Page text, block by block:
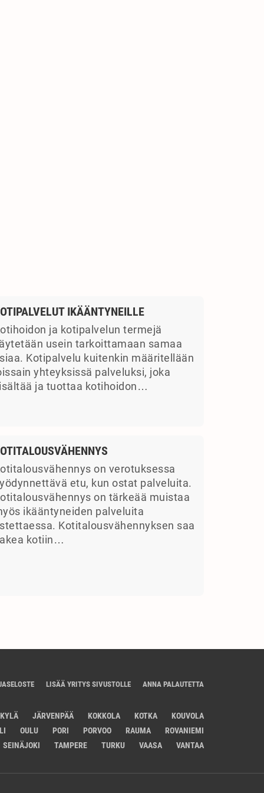
IKÄÄNTYNEILLE
ja kotipalvelun termejä
usein tarkoittamaan samaa
Kotipalvelu kuitenkin määritellään
yhteyksissä palveluksi, joka
ja tuottaa kotihoidon…
on verotuksessa
etu, kun ostat palveluita.
on tärkeää muistaa
ikääntyneiden palveluita
Kotitalousvähennyksen saa
kotiin…
LISÄÄ YRITYS SIVUSTOLLE ANNA PALAUTETTA
JÄRVENPÄÄ KOKKOLA KOTKA
KOUVOLA
OULU PORI PORVOO RAUMA
ROVANIEMI
SEINÄJOKI TAMPERE TURKU VAASA VANTAA